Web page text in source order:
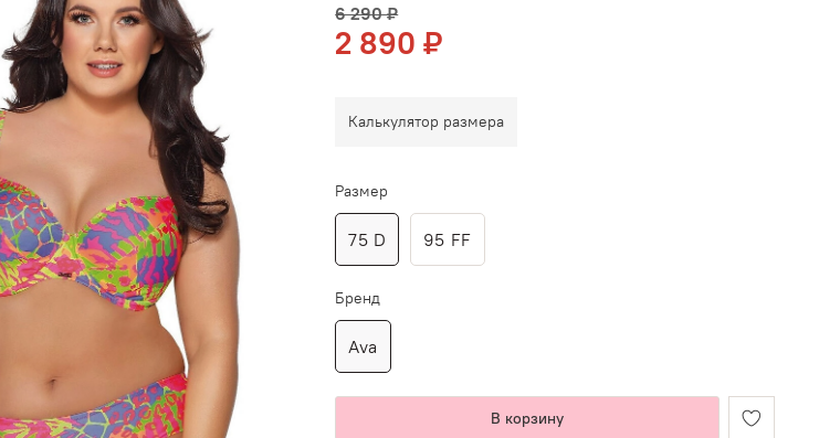
6 290 ₽
2 890 ₽
Калькулятор размера
В корзину
Размер
75 D 95 FF
Бренд
Ava